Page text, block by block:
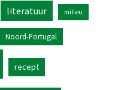
literatuur milieu
Noord-Portugal
recept